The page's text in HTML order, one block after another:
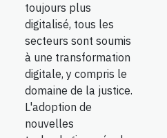
toujours plus
digitalisé, tous les
secteurs sont soumis
à une transformation
digitale, y compris le
domaine de la justice.
L'adoption de
nouvelles